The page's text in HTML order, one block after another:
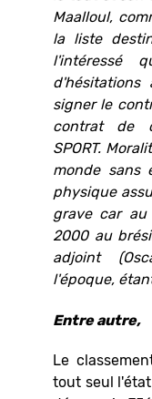
Maalloul,
la liste
l'intéressé
signer le
contrat de
SPORT.
monde sans
physique
grave car au
2000 au
adjoint
l'époque,
Entre autre,
Le
tout seul